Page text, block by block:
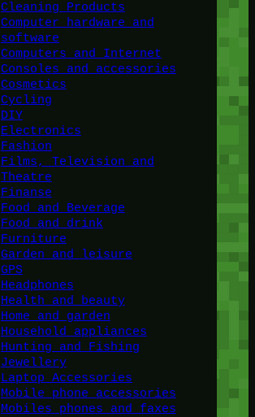
Cleaning Products
Computer hardware and
software
Computers and Internet
Consoles and accessories
Cosmetics
Cycling
DIY
Electronics
Fashion
Films, Television and
Theatre
Finanse
Food and Beverage
Food and drink
Furniture
Garden and leisure
GPS
Headphones
Health and beauty
Home and garden
Household appliances
Hunting and Fishing
Jewellery
Laptop Accessories
Mobile phone accessories
Mobiles phones and faxes